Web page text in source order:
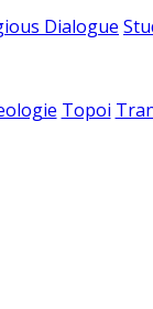
Dialogue
Topoi